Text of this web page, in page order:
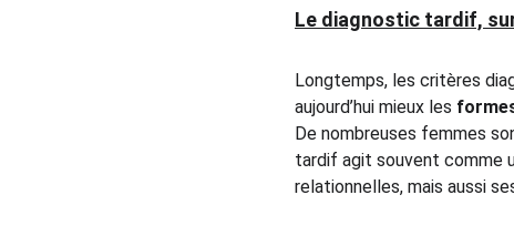
Le diagnostic tardif,
Longtemps, les critères
aujourd’hui mieux les
De nombreuses femmes
tardif agit souvent comme
relationnelles, mais aussi